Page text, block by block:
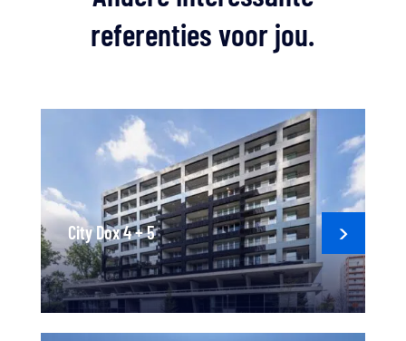
referenties voor jou.
City Dox 4 + 5